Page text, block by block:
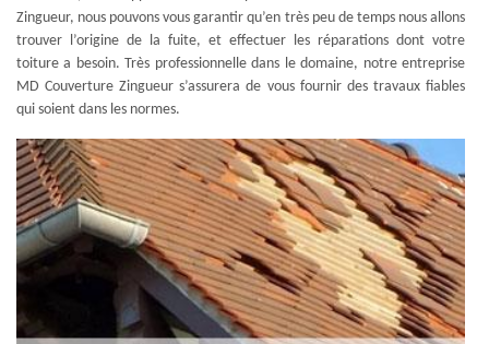
Zingueur, nous pouvons vous garantir qu’en très peu de temps nous allons
trouver l’origine de la fuite, et effectuer les réparations dont votre
toiture a besoin. Très professionnelle dans le domaine, notre entreprise
MD Couverture Zingueur s’assurera de vous fournir des travaux fiables
qui soient dans les normes.